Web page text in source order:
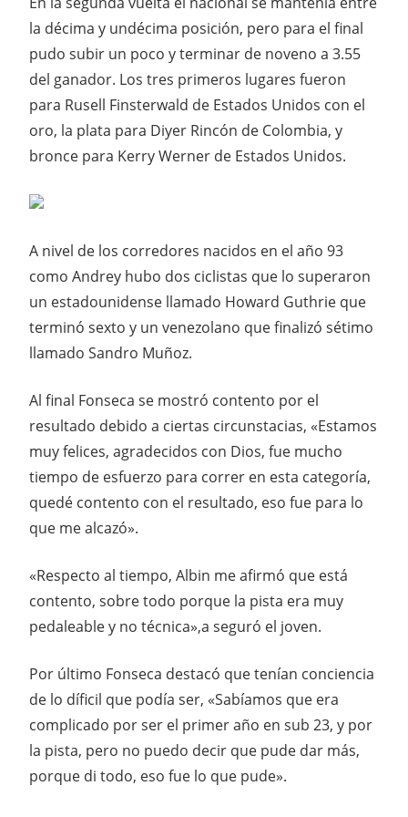
la décima y undécima posición, pero para el final
pudo subir un poco y terminar de noveno a 3.55
del ganador. Los tres primeros lugares fueron
para Rusell Finsterwald de Estados Unidos con el
oro, la plata para Diyer Rincón de Colombia, y
bronce para Kerry Werner de Estados Unidos.
A nivel de los corredores nacidos en el año 93
como Andrey hubo dos ciclistas que lo superaron
un estadounidense llamado Howard Guthrie que
terminó sexto y un venezolano que finalizó sétimo
llamado Sandro Muñoz.
Al final Fonseca se mostró contento por el
resultado debido a ciertas circunstacias, «Estamos
muy felices, agradecidos con Dios, fue mucho
tiempo de esfuerzo para correr en esta categoría,
quedé contento con el resultado, eso fue para lo
que me alcazó».
«Respecto al tiempo, Albin me afirmó que está
contento, sobre todo porque la pista era muy
pedaleable y no técnica»,a seguró el joven.
Por último Fonseca destacó que tenían conciencia
de lo díficil que podía ser, «Sabíamos que era
complicado por ser el primer año en sub 23, y por
la pista, pero no puedo decir que pude dar más,
porque di todo, eso fue lo que pude».